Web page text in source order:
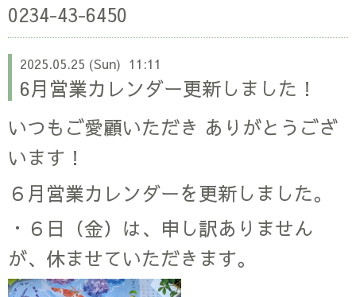
0234-43-6450
2025.05.25 (Sun) 11:11
6月営業カレンダー更新しました！
いつもご愛顧いただき ありがとうござ
います！
６月営業カレンダーを更新しました。
・６日（金）は、申し訳ありません
が、休ませていただきます。